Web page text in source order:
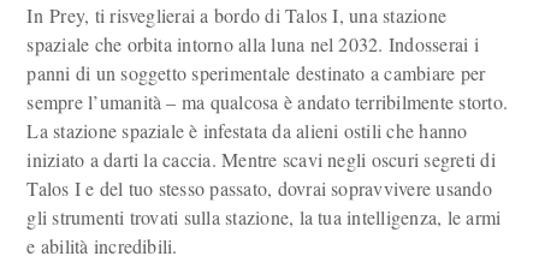
In Prey, ti risveglierai a bordo di Talos I, una stazione
spaziale che orbita intorno alla luna nel 2032. Indosserai i
panni di un soggetto sperimentale destinato a cambiare per
sempre l’umanità – ma qualcosa è andato terribilmente storto.
La stazione spaziale è infestata da alieni ostili che hanno
iniziato a darti la caccia. Mentre scavi negli oscuri segreti di
Talos I e del tuo stesso passato, dovrai sopravvivere usando
gli strumenti trovati sulla stazione, la tua intelligenza, le armi
e abilità incredibili.